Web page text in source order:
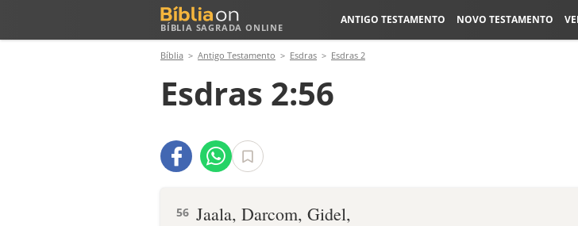
BÍBLIA SAGRADA ONLINE
ANTIGO TESTAMENTO NOVO TESTAMENTO
Bíblia Antigo Testamento Esdras Esdras 2
Esdras 2:56
56 Jaala, Darcom, Gidel,